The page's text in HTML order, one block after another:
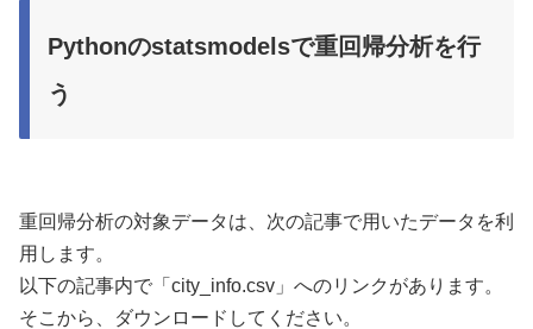
Pythonのstatsmodelsで重回帰分析を行
う
重回帰分析の対象データは、次の記事で用いたデータを利
用します。
以下の記事内で「city_info.csv」へのリンクがあります。
そこから、ダウンロードしてください。